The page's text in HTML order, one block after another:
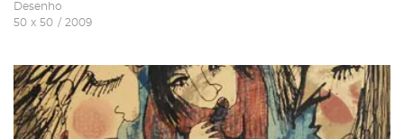
Desenho
50 x 50 / 2009